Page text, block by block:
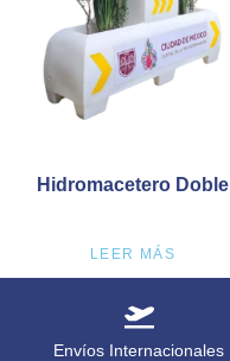
Hidromacetero Doble
LEER MÁS
Envíos Internacionales